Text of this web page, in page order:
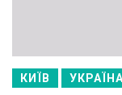
КИЇВ